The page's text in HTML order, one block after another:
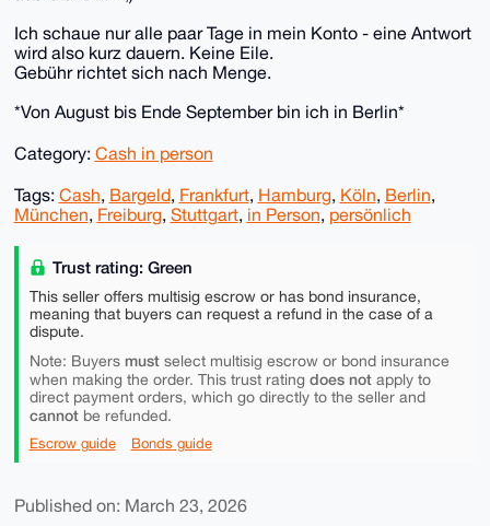
Ich schaue nur alle paar Tage in mein Konto - eine Antwort
wird also kurz dauern. Keine Eile.
Gebühr richtet sich nach Menge.
*Von August bis Ende September bin ich in Berlin*
Category: Cash in person
Tags: Cash, Bargeld, Frankfurt, Hamburg, Köln, Berlin,
München, Freiburg, Stuttgart, in Person, persönlich
Trust rating: Green
This seller offers multisig escrow or has bond insurance,
meaning that buyers can request a refund in the case of a
dispute.
Note: Buyers mustselect multisig escrow or bond insurance
when making the order. This trust rating does notapply to
direct payment orders, which go directly to the seller and
cannotbe refunded.
Escrow guide Bonds guide
Published on: March 23, 2026